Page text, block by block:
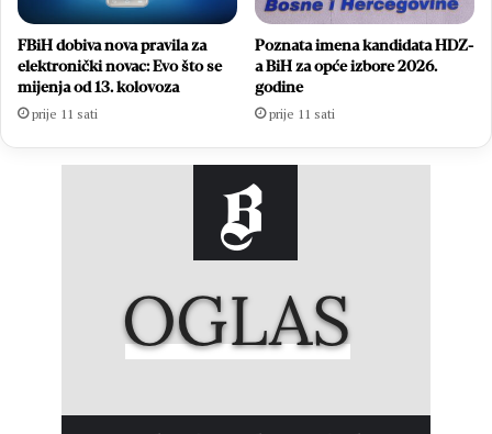
FBiH dobiva nova pravila za
elektronički novac: Evo što se
mijenja od 13. kolovoza
prije 11 sati
Poznata imena kandidata HDZ-
a BiH za opće izbore 2026.
godine
prije 11 sati